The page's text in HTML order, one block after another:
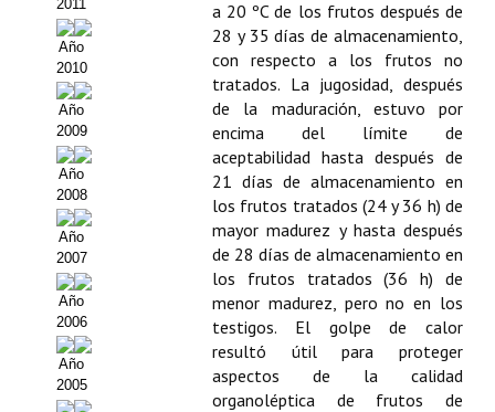
Buscador de Comunicaciones
Buscador de Comunicaciones
CONTACTO
BUSCADOR
2011
Año
2010
Año
2009
Año
2008
Año
2007
Año
2006
Año
2005
a 20 ºC de los frutos después de
28 y 35 días de almacenamiento,
con respecto a los frutos no
tratados. La jugosidad, después
de la maduración, estuvo por
encima del límite de
aceptabilidad hasta después de
21 días de almacenamiento en
los frutos tratados (24 y 36 h) de
mayor madurez y hasta después
de 28 días de almacenamiento en
los frutos tratados (36 h) de
menor madurez, pero no en los
testigos. El golpe de calor
resultó útil para proteger
aspectos de la calidad
organoléptica de frutos de